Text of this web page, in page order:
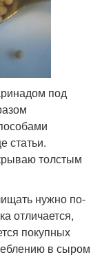
под
статьи.
толстым
нужно по-
отличается,
покупных
в сыром